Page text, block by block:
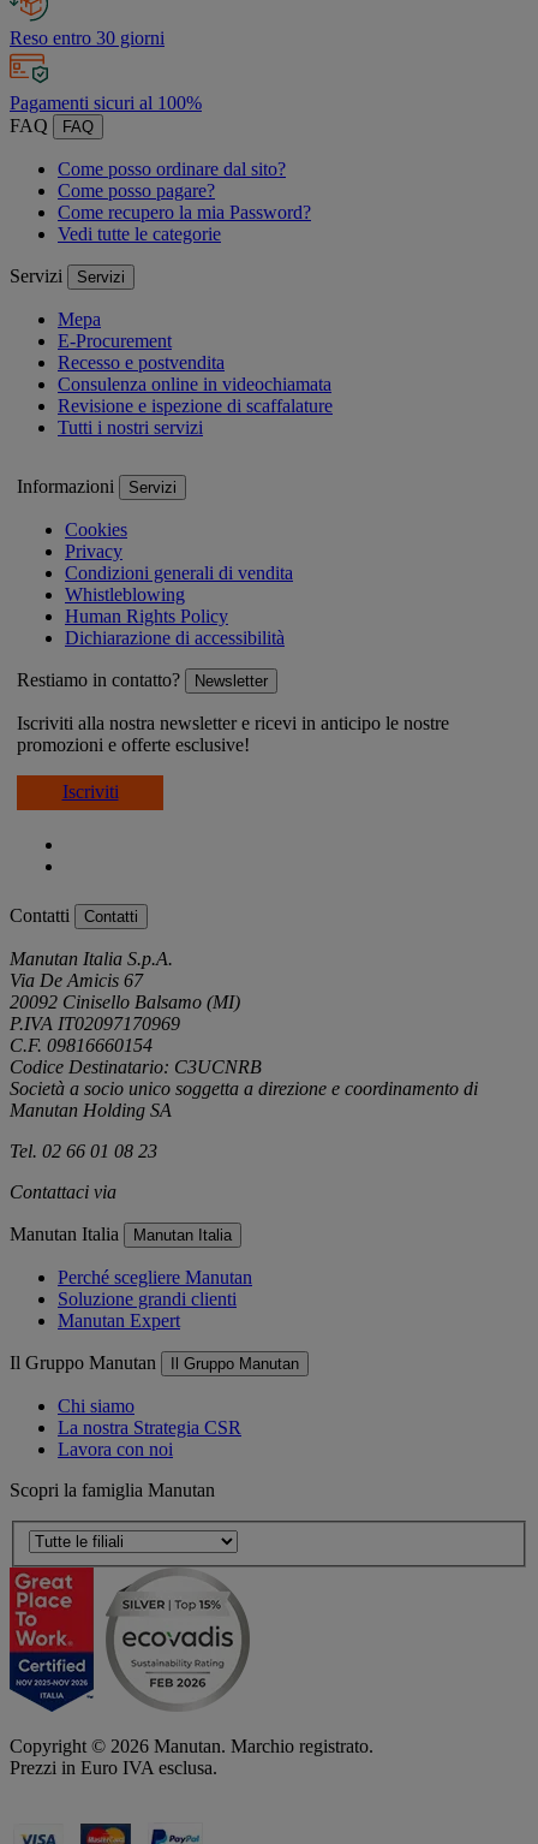
Reso entro 30 giorni
Pagamenti sicuri al 100%
FAQ
FAQ
Come posso ordinare dal sito?
Come posso pagare?
Come recupero la mia Password?
Vedi tutte le categorie
Servizi Servizi
Mepa
E-Procurement
Recesso e postvendita
Consulenza online in videochiamata
Revisione e ispezione di scaffalature
Tutti i nostri servizi
Informazioni Servizi
Cookies
Privacy
Condizioni generali di vendita
Whistleblowing
Human Rights Policy
Dichiarazione di accessibilità
Restiamo in contatto? Newsletter
Iscriviti alla nostra newsletter e ricevi in anticipo le nostre
promozioni e offerte esclusive!
Iscriviti
Contatti Contatti
Manutan Italia S.p.A.
Via De Amicis 67
20092 Cinisello Balsamo (MI)
P.IVA IT02097170969
C.F. 09816660154
Codice Destinatario: C3UCNRB
Società a socio unico soggetta a direzione e coordinamento di
Manutan Holding SA
Tel. 02 66 01 08 23
Contattaci via
Manutan Italia Manutan Italia
Perché scegliere Manutan
Soluzione grandi clienti
Manutan Expert
Il Gruppo Manutan Il Gruppo Manutan
Chi siamo
La nostra Strategia CSR
Lavora con noi
Scopri la famiglia Manutan
Copyright © 2026 Manutan. Marchio registrato.
Prezzi in Euro IVA esclusa.